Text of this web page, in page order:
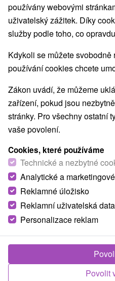
Navigovat do místa
8,6 vynikající ·128 recenzí
používány webovými
uživatelský zážitek. Díky
služby podle toho, co
Kdykoli se můžete svobodně
používání cookies chcete
Zákon uvádí, že můžeme
zařízení, pokud jsou
stránky. Pro všechny ostatní
vaše povolení.
Cookies, které používáme
Technické a nezbytné
Analytické a
Reklamné úložisko
Reklamní uživatelská data
Personalizace reklam
Povolit